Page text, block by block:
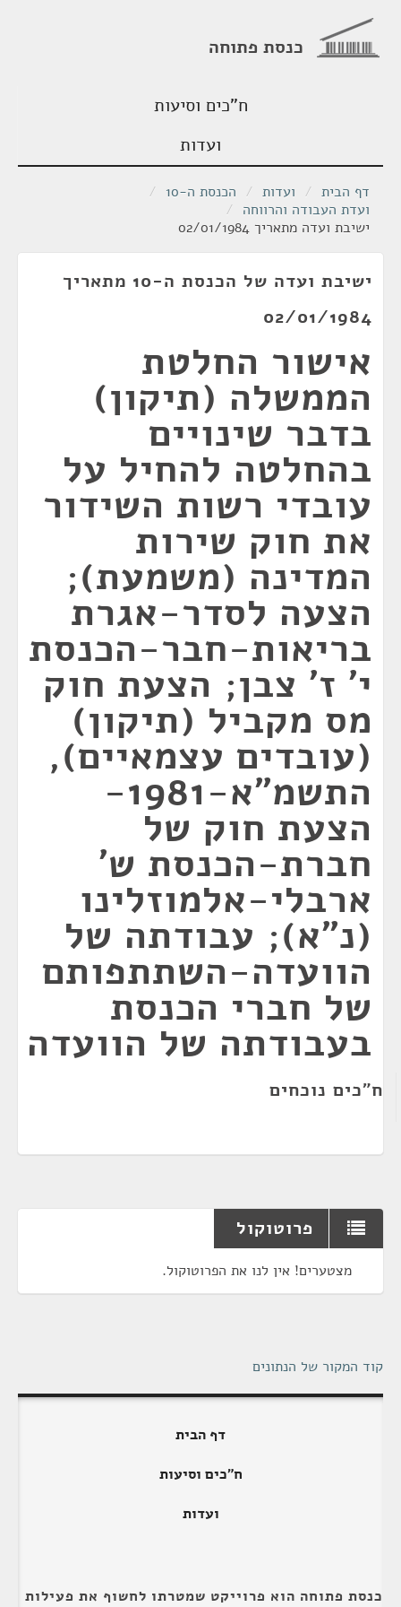
כנסת פתוחה
ח"כים וסיעות
ועדות
דף הבית / ועדות / הכנסת ה-10
/
ועדת העבודה והרווחה /
ישיבת ועדה מתאריך 02/01/1984
ישיבת ועדה של הכנסת ה-10 מתאריך
02/01/1984
אישור החלטת
הממשלה (תיקון)
בדבר שינויים
בהחלטה להחיל על
עובדי רשות השידור
את חוק שירות
המדינה (משמעת);
הצעה לסדר-אגרת
בריאות-חבר-הכנסת
י' ז' צבן; הצעת חוק
מס מקביל (תיקון)
(עובדים עצמאיים),
התשמ"א-1981-
הצעת חוק של
חברת-הכנסת ש'
ארבלי-אלמוזלינו
(נ"א); עבודתה של
הוועדה-השתתפותם
של חברי הכנסת
בעבודתה של הוועדה
ח"כים נוכחים
פרוטוקול
מצטערים! אין לנו את הפרוטוקול.
קוד המקור של הנתונים
דף הבית
ח"כים וסיעות
ועדות
כנסת פתוחה הוא פרוייקט שמטרתו לחשוף את פעילות